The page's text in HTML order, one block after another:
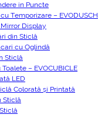
in Puncte
Temporizare – EVODUSCH
Display
din Sticlă
cu Oglindă
Sticlă
– EVOCUBICLE
LED
Colorată și Printată
Sticlă